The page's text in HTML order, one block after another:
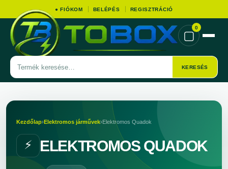
● FIÓKOM BELÉPÉS REGISZTRÁCIÓ
Termék
keresése
KERESÉS
▢
0
Kezdőlap›Elektromos járművek›Elektromos Quadok
⚡ ELEKTROMOS QUADOK